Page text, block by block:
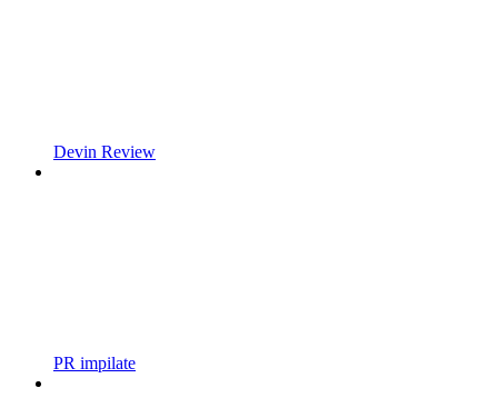
Devin Review
PR impilate